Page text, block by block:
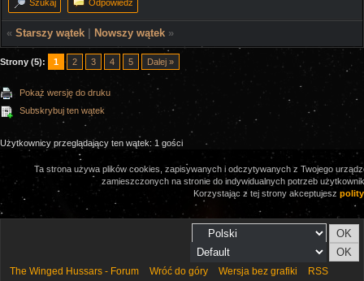
Szukaj Odpowiedz
« Starszy wątek | Nowszy wątek »
Strony (5): 1 2 3 4 5 Dalej »
Pokaż wersję do druku
Subskrybuj ten wątek
Użytkownicy przeglądający ten wątek: 1 gości
Ta strona używa plików cookies, zapisywanych i odczytywanych z Twojego
zamieszczonych na stronie do indywidualnych potrzeb
Korzystając z tej strony akceptujesz
The Winged Hussars - Forum Wróć do góry Wersja bez grafiki RSS